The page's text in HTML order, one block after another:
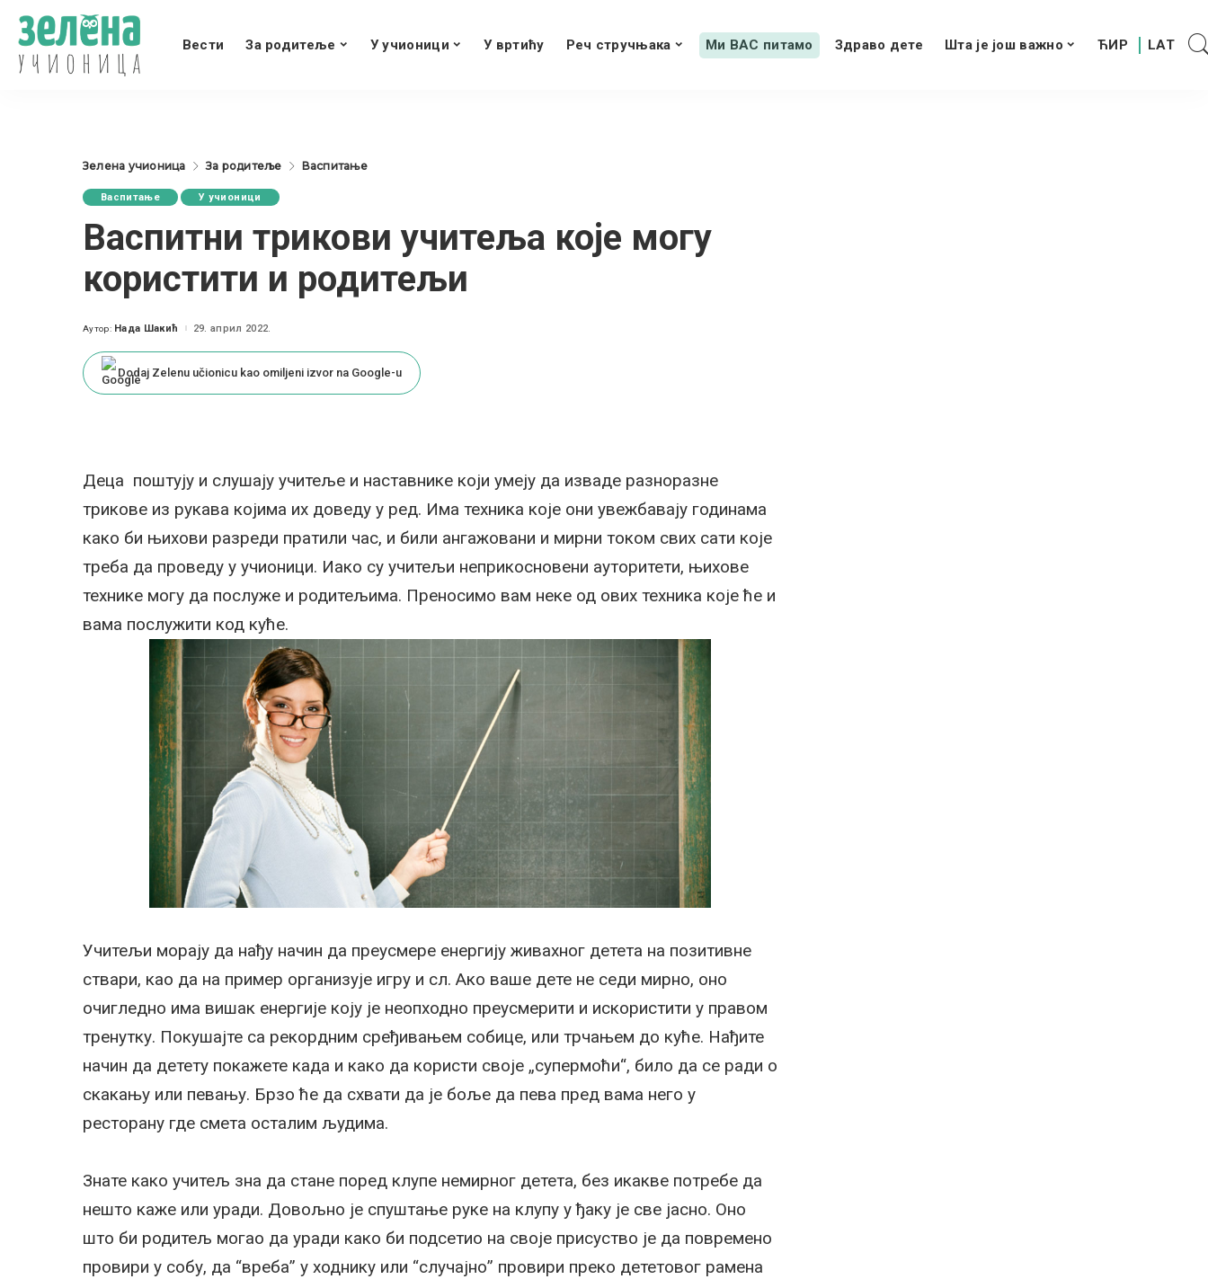
Вести За родитеље У учионици У вртићу Реч стручњака Ми ВАС питамо Здраво дете Шта је још важно
Зелена учионица За родитеље Васпитање
Васпитање У учионици
Васпитни трикови учитеља које могу
користити и родитељи
Posted
Аутор: Нада Шакић 29. април 2022.
Dodaj Zelenu učionicu kao omiljeni izvor na Google-u
Деца поштују и слушају учитеље и наставнике који умеју да изваде разноразне
трикове из рукава којима их доведу у ред. Има техника које они увежбавају годинама
како би њихови разреди пратили час, и били ангажовани и мирни током свих сати које
треба да проведу у учионици. Иако су учитељи неприкосновени ауторитети, њихове
технике могу да послуже и родитељима. Преносимо вам неке од ових техника које ће и
вама послужити код куће.
Учитељи морају да нађу начин да преусмере енергију живахног детета на позитивне
ствари, као да на пример организује игру и сл. Ако ваше дете не седи мирно, оно
очигледно има вишак енергије коју је неопходно преусмерити и искористити у правом
тренутку. Покушајте са рекордним сређивањем собице, или трчањем до куће. Нађите
начин да детету покажете када и како да користи своје „супермоћи“, било да се ради о
скакању или певању. Брзо ће да схвати да је боље да пева пред вама него у
ресторану где смета осталим људима.
Знате како учитељ зна да стане поред клупе немирног детета, без икакве потребе да
нешто каже или уради. Довољно је спуштање руке на клупу у ђаку је све јасно. Оно
што би родитељ могао да уради како би подсетио на своје присуство је да повремено
провири у собу, да “вреба” у ходнику или “случајно” провири преко дететовог рамена